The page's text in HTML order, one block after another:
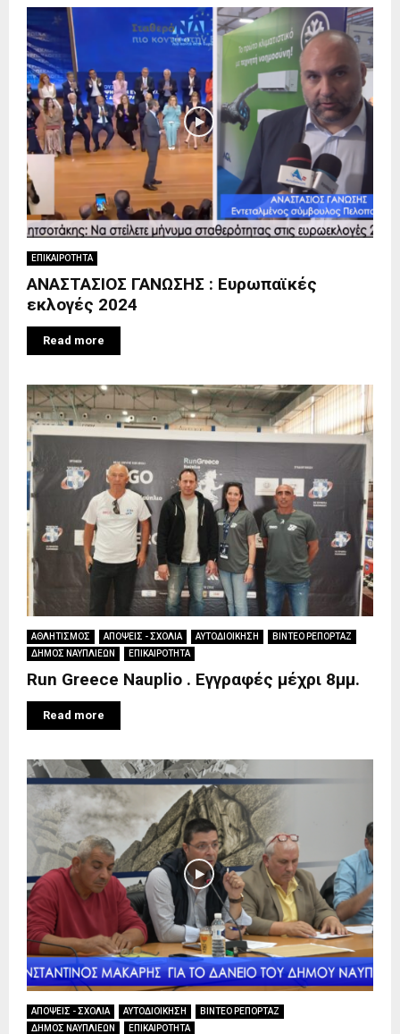
ΕΠΙΚΑΙΡΟΤΗΤΑ
ΑΝΑΣΤΑΣΙΟΣ ΓΑΝΩΣΗΣ : Ευρωπαϊκές
εκλογές 2024
Read more
ΑΘΛΗΤΙΣΜΟΣ ΑΠΟΨΕΙΣ - ΣΧΟΛΙΑ ΑΥΤΟΔΙΟΙΚΗΣΗ
ΒΙΝΤΕΟ ΡΕΠΟΡΤΑΖ
ΔΗΜΟΣ ΝΑΥΠΛΙΕΩΝ
ΕΠΙΚΑΙΡΟΤΗΤΑ
Run Greece Nauplio . Εγγραφές μέχρι 8μμ.
Read more
ΑΠΟΨΕΙΣ - ΣΧΟΛΙΑ ΑΥΤΟΔΙΟΙΚΗΣΗ
ΒΙΝΤΕΟ ΡΕΠΟΡΤΑΖ
ΔΗΜΟΣ ΝΑΥΠΛΙΕΩΝ
ΕΠΙΚΑΙΡΟΤΗΤΑ